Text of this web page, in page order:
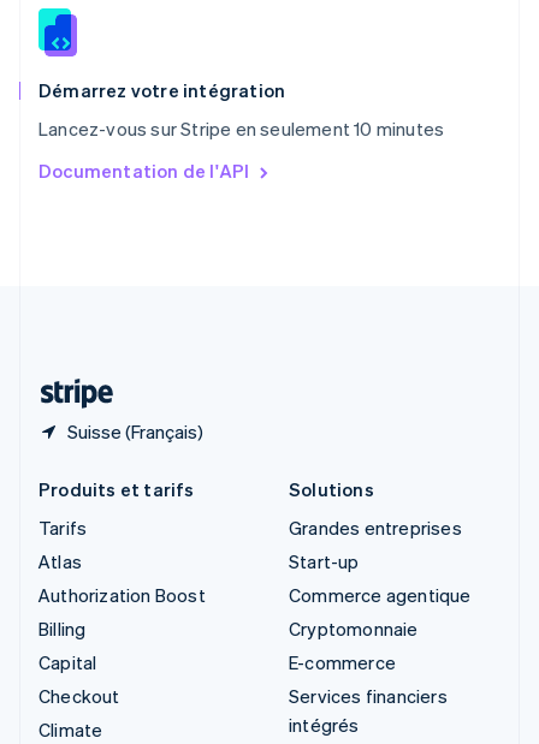
Démarrez votre intégration
Lancez-vous sur Stripe en seulement 10 minutes
Documentation de l'API
Suisse (Français)
Roumanie
Royaume-Uni
English
English简体中文
English
Produits et tarifs
Tarifs
Atlas
Authorization Boost
Billing
Capital
Checkout
Climate
Solutions
Grandes entreprises
Start-up
Commerce agentique
Cryptomonnaie
E-commerce
Services financiers
intégrés